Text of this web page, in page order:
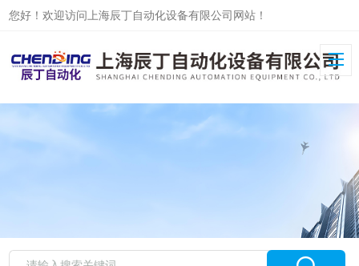
您好！欢迎访问上海辰丁自动化设备有限公司网站！